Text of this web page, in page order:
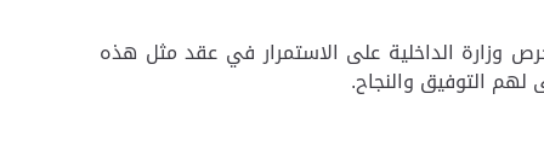
وزارة الداخلية على الاستمرار في عقد مثل هذه
التوفيق والنجاح.